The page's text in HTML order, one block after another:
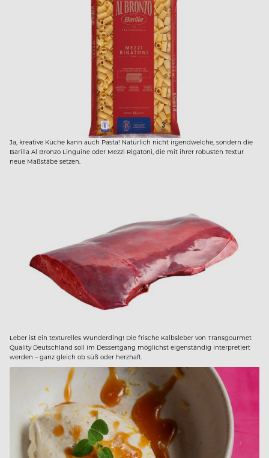
Ja, kreative Küche kann auch Pasta! Natürlich nicht irgendwelche, sondern die
Barilla Al Bronzo Linguine oder Mezzi Rigatoni, die mit ihrer robusten Textur
neue Maßstäbe setzen.
Leber ist ein texturelles Wunderding! Die frische Kalbsleber von Transgourmet
Quality Deutschland soll im Dessertgang möglichst eigenständig interpretiert
werden – ganz gleich ob süß oder herzhaft.